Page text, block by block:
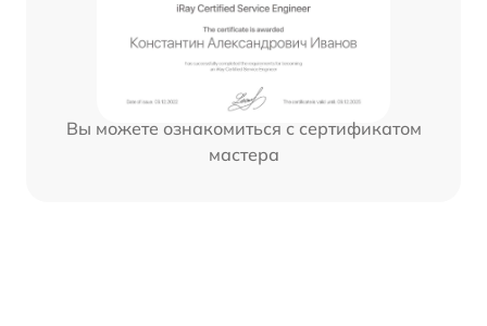
Вы можете ознакомиться с сертификатом
мастера